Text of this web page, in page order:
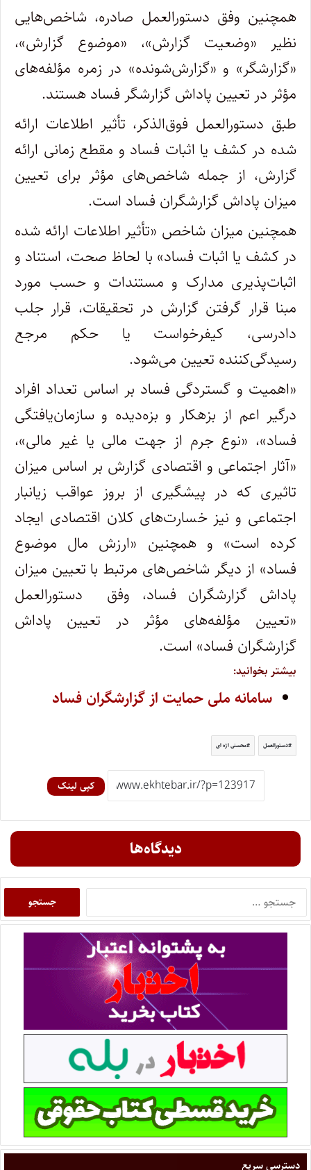
همچنین وفق دستورالعمل صادره، شاخص‌هایی
نظیر «وضعیت گزارش»، «موضوع گزارش»،
«گزارشگر» و «گزارش‌شونده» در زمره مؤلفه‌های
مؤثر در تعیین پاداش گزارشگر فساد هستند.
طبق دستورالعمل فوق‌الذکر، تأثیر اطلاعات ارائه
شده در کشف یا اثبات فساد و مقطع زمانی ارائه
گزارش، از جمله شاخص‌های مؤثر برای تعیین
میزان پاداش گزارشگران فساد است.
همچنین میزان شاخص «تأثیر اطلاعات ارائه شده
در کشف یا اثبات فساد» با لحاظ صحت، استناد و
اثبات‌پذیری مدارک و مستندات و حسب مورد
مبنا قرار گرفتن گزارش در تحقیقات، قرار جلب
دادرسی، کیفرخواست یا حکم مرجع
رسیدگی‌کننده تعیین می‌شود.
«اهمیت و گستردگی فساد بر اساس تعداد افراد
درگیر اعم از بزهکار و بزه‌دیده و سازمان‌یافتگی
فساد»، «نوع جرم از جهت مالی یا غیر مالی»،
«آثار اجتماعی و اقتصادی گزارش بر اساس میزان
تاثیری که در پیشگیری از بروز عواقب زیانبار
اجتماعی و نیز خسارت‌های کلان اقتصادی ایجاد
کرده است» و همچنین «ارزش مال موضوع
فساد» از دیگر شاخص‌های مرتبط با تعیین میزان
پاداش گزارشگران فساد، وفق دستورالعمل
«تعیین مؤلفه‌های مؤثر در تعیین پاداش
گزارشگران فساد» است.
بیشتر بخوانید:
سامانه ملی حمایت از گزارشگران فساد
دستورالعمل محسنی اژه ای
کپی لینک
دیدگاه‌ها
دسترسی سریع